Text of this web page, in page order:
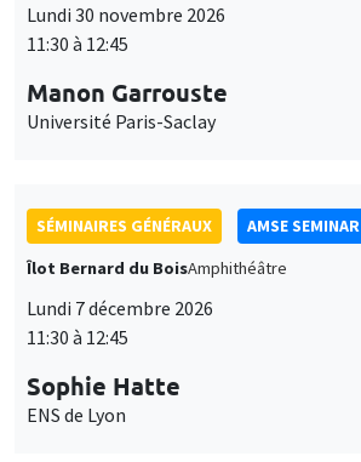
Lundi 30 novembre 2026
11:30 à 12:45
Manon Garrouste
Université Paris-Saclay
SÉMINAIRES GÉNÉRAUX
AMSE SEMINAR
Îlot Bernard du BoisAmphithéâtre
Lundi 7 décembre 2026
11:30 à 12:45
Sophie Hatte
ENS de Lyon